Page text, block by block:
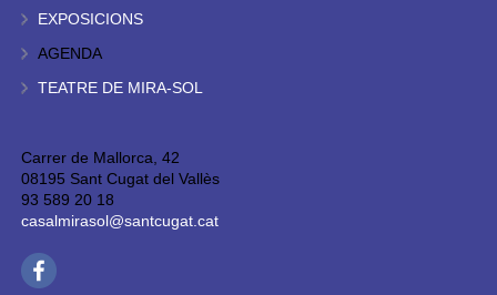
EXPOSICIONS
AGENDA
TEATRE DE MIRA-SOL
Carrer de Mallorca, 42
08195 Sant Cugat del Vallès
93 589 20 18
casalmirasol@santcugat.cat